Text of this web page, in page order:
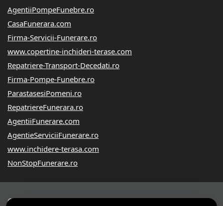
AgentiiPompeFunebre.ro
CasaFunerara.com
Firma-Servicii-Funerare.ro
www.copertine-inchideri-terase.com
Repatriere-Transport-Decedati.ro
Firma-Pompe-Funebre.ro
ParastasesiPomeni.ro
RepatriereFunerara.ro
AgentiiFunerare.com
AgentieServiciiFunerare.ro
www.inchidere-terasa.com
NonStopFunerare.ro
© 2014-2026 Powered byVilonMedia&Tokaido Consult-